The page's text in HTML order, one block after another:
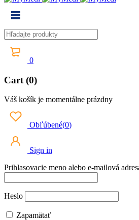
0
Cart (0)
Váš košík je momentálne prázdny
Obľúbené(0)
Sign in
Prihlasovacie meno alebo e-mailová
Heslo
Zapamätať